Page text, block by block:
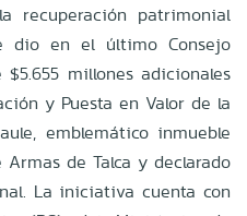
recuperación patrimonial
dio en el último Consejo
millones adicionales
y Puesta en Valor de la
emblemático inmueble
de Talca y declarado
La iniciativa cuenta con